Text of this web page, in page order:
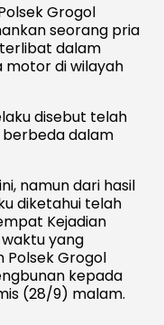
Grogol
seorang pria
dalam
motor di wilayah
disebut telah
berbeda dalam
namun dari hasil
diketahui telah
Kejadian
yang
Polsek Grogol
kepada
(28/9) malam.